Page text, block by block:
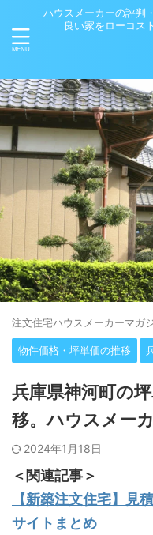
ハウスメーカーの評判
良い家をローコス
注⽂住宅ハウスメーカーマガ
物件価格・坪単価の推移
兵庫県神河町の
移。ハウスメー
2024年1月18日
＜関連記事＞
【新築注文住宅】見
サイトまとめ